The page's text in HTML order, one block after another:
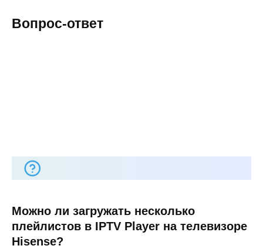
Вопрос-ответ
Можно ли загружать несколько
плейлистов в IPTV Player на телевизоре
Hisense?